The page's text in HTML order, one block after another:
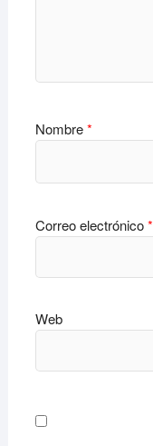
Nombre*
Correo electrónico*
Web